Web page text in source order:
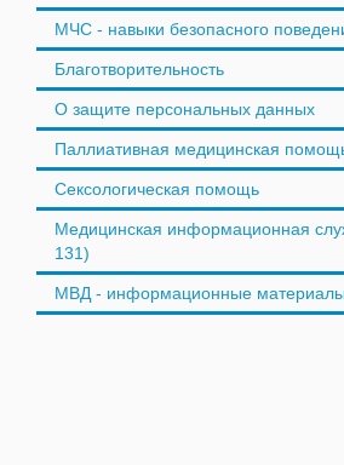
МЧС - навыки безопасного
Благотворительность
О защите персональных данных
Паллиативная медицинская
Сексологическая помощь
Медицинская информационная
131)
МВД - информационные материалы